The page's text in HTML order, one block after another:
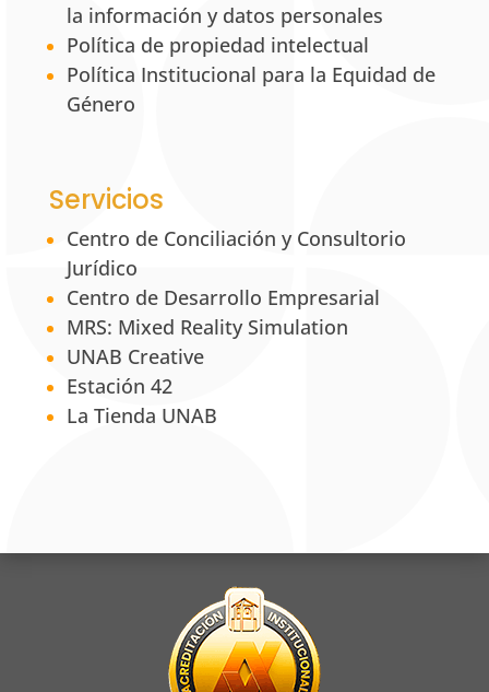
la información y datos personales
Política de propiedad intelectual
Política Institucional para la Equidad de
Género
Servicios
Centro de Conciliación y Consultorio
Jurídico
Centro de Desarrollo Empresarial
MRS: Mixed Reality Simulation
UNAB Creative
Estación 42
La Tienda UNAB